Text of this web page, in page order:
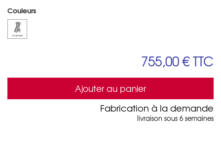
Couleurs
755,00 €TTC
Ajouter au panier
Fabrication à la demande
livraison sous 6 semaines